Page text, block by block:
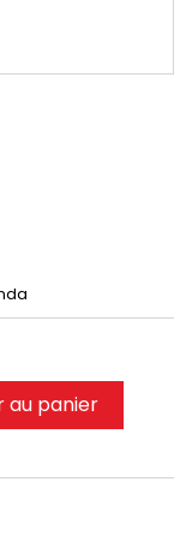
au panier